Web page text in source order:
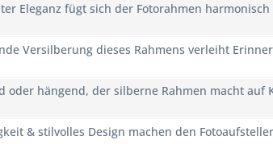
Eleganz fügt sich der Fotorahmen
Versilberung dieses Rahmens verleiht
oder hängend, der silberne Rahmen macht auf
& stilvolles Design machen den